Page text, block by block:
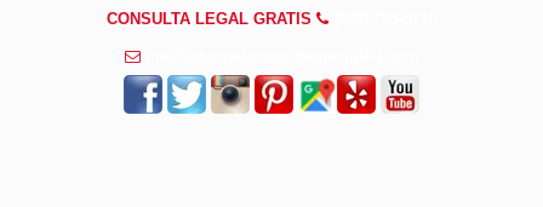
CONSULTA LEGAL GRATIS